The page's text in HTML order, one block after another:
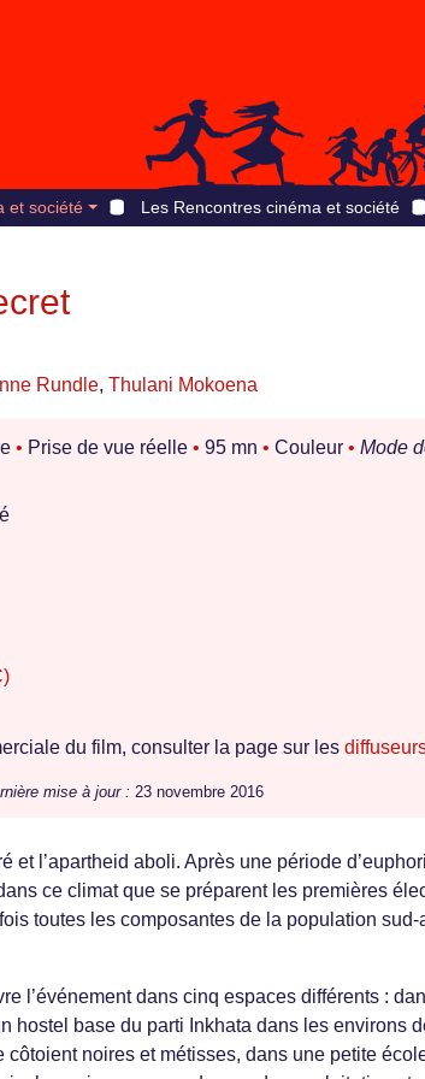
et société Les Rencontres cinéma et société
Rundle, Thulani Mokoena
• Prise de vue réelle • 95 mn • Couleur • Mode
du film, consulter la page sur les
mise à jour : 23 novembre 2016
et l’apartheid aboli. Après une période
ce climat que se préparent les premières
toutes les composantes de la population sud-
l’événement dans cinq espaces différents :
hostel base du parti Inkhata dans les environs
côtoient noires et métisses, dans une petite